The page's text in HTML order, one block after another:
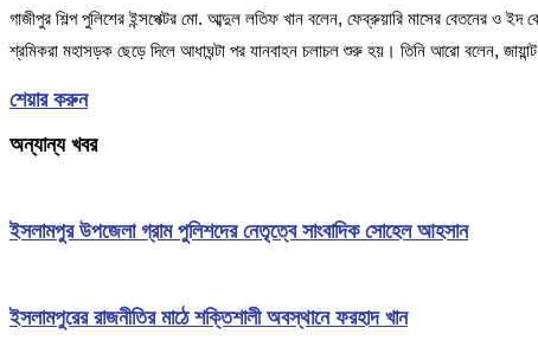
গাজীপুর শিল্প পুলিশের ইন্সপেক্টর মো. আব্দুল লতিফ খান বলেন, ফেব্রুয়ারি মাসের বেতনের ও
শ্রমিকরা মহাসড়ক ছেড়ে দিলে আধাঘন্টা পর যানবাহন চলাচল শুরু হয়। তিনি আরো বলেন,
শেয়ার করুন
অন্যান্য খবর
ইসলামপুর উপজেলা গ্রাম পুলিশদের নেতৃত্বে সাংবাদিক সোহেল আহসান
ইসলামপুরের রাজনীতির মাঠে শক্তিশালী অবস্থানে ফরহাদ খান